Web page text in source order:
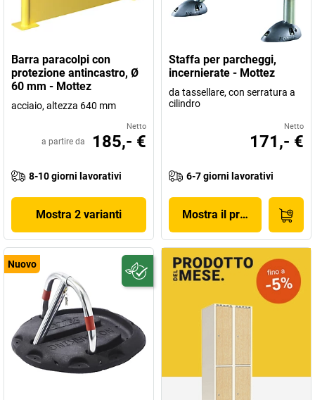
Barra paracolpi con
protezione antincastro, Ø
60 mm - Mottez
acciaio, altezza 640 mm
Netto
a partire da 185,- €
8-10 giorni lavorativi
Mostra 2 varianti
Staffa per parcheggi,
incernierate - Mottez
da tassellare, con serratura a
cilindro
Netto
171,- €
6-7 giorni lavorativi
Mostra il prodotto
Nuovo